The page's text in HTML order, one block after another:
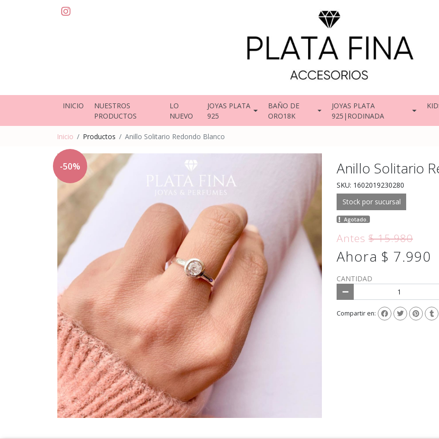
INICIO
NUESTROS
PRODUCTOS
LO
NUEVO
JOYAS PLATA
925
BAÑO DE
ORO18K
JOYAS PLATA
925|RODINADA
Inicio Productos Anillo Solitario Redondo Blanco
-50% Anillo Solitario
SKU: 1602019230280
Stock por sucursal
Agotado.
Antes$ 15.980
Ahora $ 7.990
CANTIDAD
Compartir en: